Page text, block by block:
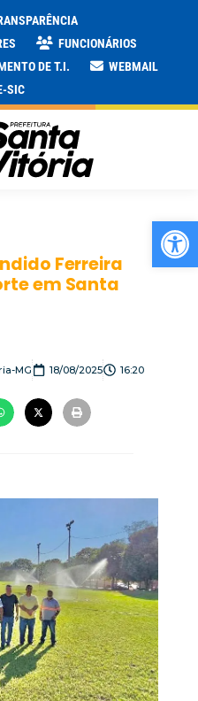
FUNCIONÁRIOS
DE T.I.
WEBMAIL
SIC
Ferreira
em Santa
MG 18/08/2025 16:20